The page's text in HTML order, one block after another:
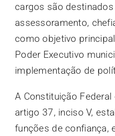
cargos são
assessoramento,
como objetivo
Poder Executivo
implementação de
A Constituição
artigo 37, inciso V,
funções de confiança,